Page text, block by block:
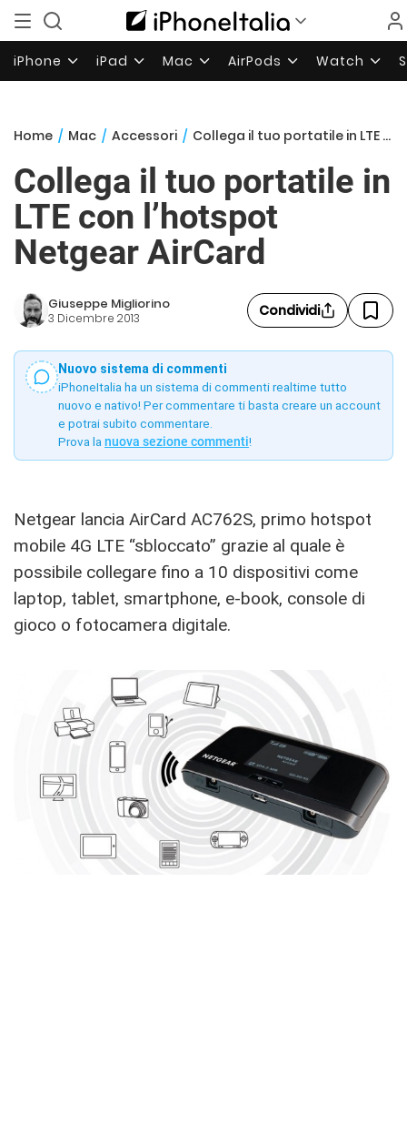
iPhone iPad Mac AirPods Watch
Home / Mac / Accessori / Collega il tuo portatile in LTE con l’hotspot Netgear AirCard
Collega il tuo portatile in
LTE con l’hotspot
Netgear AirCard
Giuseppe Migliorino
3 Dicembre 2013 Condividi
Nuovo sistema di commenti
iPhoneItalia ha un sistema di commenti realtime tutto
nuovo e nativo! Per commentare ti basta creare un account
e potrai subito commentare.
Prova la nuova sezione commenti!
Netgear lancia AirCard AC762S, primo hotspot
mobile 4G LTE “sbloccato” grazie al quale è
possibile collegare fino a 10 dispositivi come
laptop, tablet, smartphone, e-book, console di
gioco o fotocamera digitale.